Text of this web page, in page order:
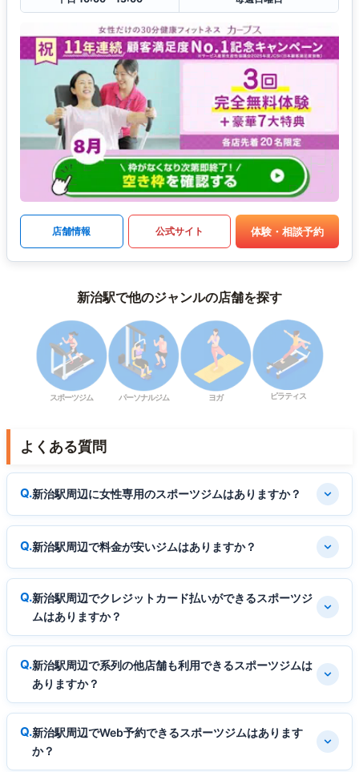
店舗情報 公式サイト 体験・相談予約
新治駅で他のジャンルの店舗を探す
スポーツジム パーソナルジム ヨガ ピラティス
よくある質問
新治駅周辺に女性専用のスポーツジムはありますか？
新治駅周辺で料金が安いジムはありますか？
新治駅周辺でクレジットカード払いができるスポーツジ
ムはありますか？
新治駅周辺で系列の他店舗も利用できるスポーツジムは
ありますか？
新治駅周辺でWeb予約できるスポーツジムはあります
か？